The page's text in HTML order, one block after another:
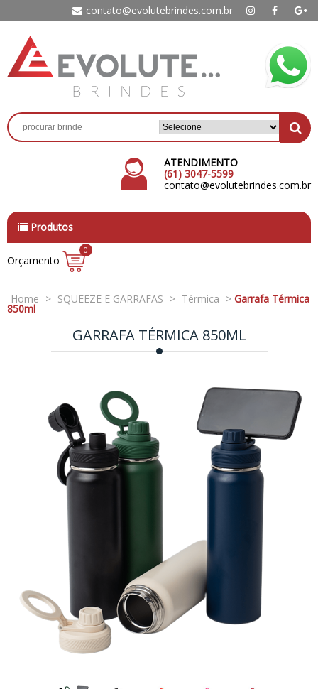
contato@evolutebrindes.com.br
ATENDIMENTO
(61) 3047-5599
contato@evolutebrindes.com.br
Produtos
Orçamento
0
Home > SQUEEZE E GARRAFAS > Térmica > Garrafa Térmica
850ml
GARRAFA TÉRMICA 850ML